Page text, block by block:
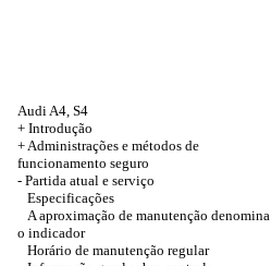
Audi A4, S4
+ Introdução
+Administrações e métodos de
funcionamento seguro
- Partida atual e serviço
Especificações
A aproximação de manutenção denomina
o indicador
Horário de manutenção regular